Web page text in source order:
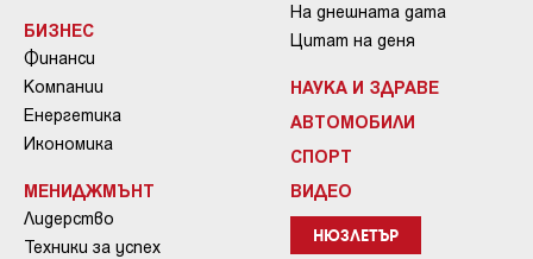
БИЗНЕС
Финанси
Компании
Енергетика
Икономика
МЕНИДЖМЪНТ
Лидерство
Техники за успех
На днешната дата
Цитат на деня
НАУКА И ЗДРАВЕ
АВТОМОБИЛИ
СПОРТ
ВИДЕО
НЮЗЛЕТЪР